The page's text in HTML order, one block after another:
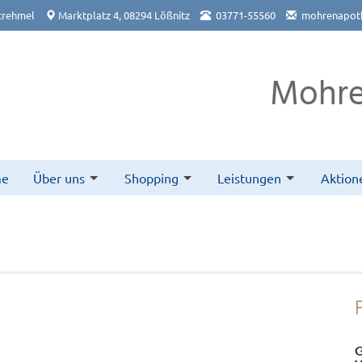
Marktplatz 4, 08294 Lößnitz 03771-55560
Über uns Shopping Leistungen